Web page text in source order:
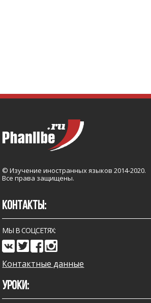
© Изучение иностранных языков 2014-2020.
Все права защищены.
УРОКИ:
КОНТАКТЫ:
МЫ В СОЦСЕТЯХ:
Контактные данные